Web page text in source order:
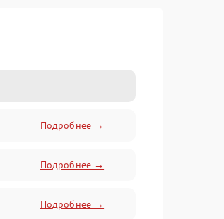
Подробнее →
Подробнее →
Подробнее →